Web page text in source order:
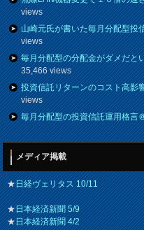
views
山崎元氏が書いた毎月分配型投
views
毎月分配型の分配金がダメだと
35,466 views
投資信託リターンのコスト高影
views
毎月分配型の投資信託運用格言
メディア掲載
★日経ヴェリタス 10/11
★日本経済新聞 5/9
★日本経済新聞 4/2